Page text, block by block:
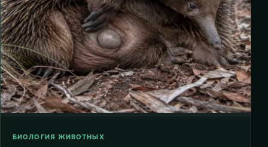
БИОЛОГИЯ ЖИВОТНЫХ